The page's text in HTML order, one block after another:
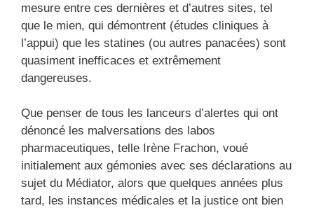
mesure entre ces dernières et d’autres sites, tel
que le mien, qui démontrent (études cliniques à
l’appui) que les statines (ou autres panacées) sont
quasiment inefficaces et extrêmement
dangereuses.
Que penser de tous les lanceurs d’alertes qui ont
dénoncé les malversations des labos
pharmaceutiques, telle Irène Frachon, voué
initialement aux gémonies avec ses déclarations au
sujet du Médiator, alors que quelques années plus
tard, les instances médicales et la justice ont bien